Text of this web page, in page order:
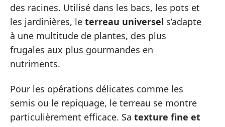
des racines. Utilisé dans les bacs, les pots et
les jardinières, le terreau universel s’adapte
à une multitude de plantes, des plus
frugales aux plus gourmandes en
nutriments.
Pour les opérations délicates comme les
semis ou le repiquage, le terreau se montre
particulièrement efficace. Sa texture fine et